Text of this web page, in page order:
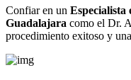
Confiar en un Especialista
Guadalajara como el Dr.
procedimiento exitoso y